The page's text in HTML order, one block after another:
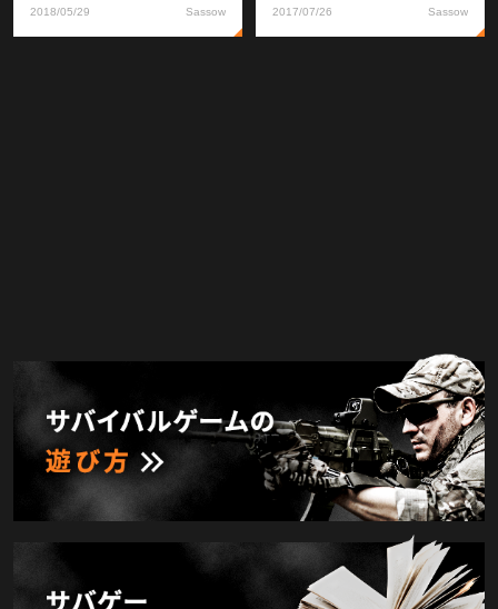
2018/05/29 Sassow 2017/07/26 Sassow